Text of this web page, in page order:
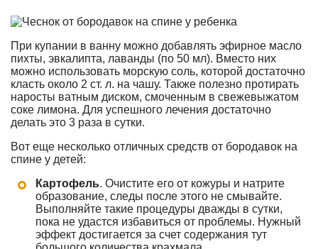
При купании в ванну можно добавлять эфирное масло
пихты, эвкалипта, лаванды (по 50 мл). Вместо них
можно использовать морскую соль, которой достаточно
класть около 2 ст. л. на чашу. Также полезно протирать
наросты ватным диском, смоченным в свежевыжатом
соке лимона. Для успешного лечения достаточно
делать это 3 раза в сутки.
Вот еще несколько отличных средств от бородавок на
спине у детей:
Картофель. Очистите его от кожуры и натрите
образование, следы после этого не смывайте.
Выполняйте такие процедуры дважды в сутки,
пока не удастся избавиться от проблемы. Нужный
эффект достигается за счет содержания тут